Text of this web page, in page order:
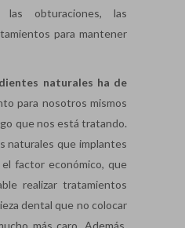
las obturaciones, las
para mantener
naturales ha de
para nosotros mismos
que nos está tratando.
naturales que implantes
factor económico, que
realizar tratamientos
dental que no colocar
más caro. Además,